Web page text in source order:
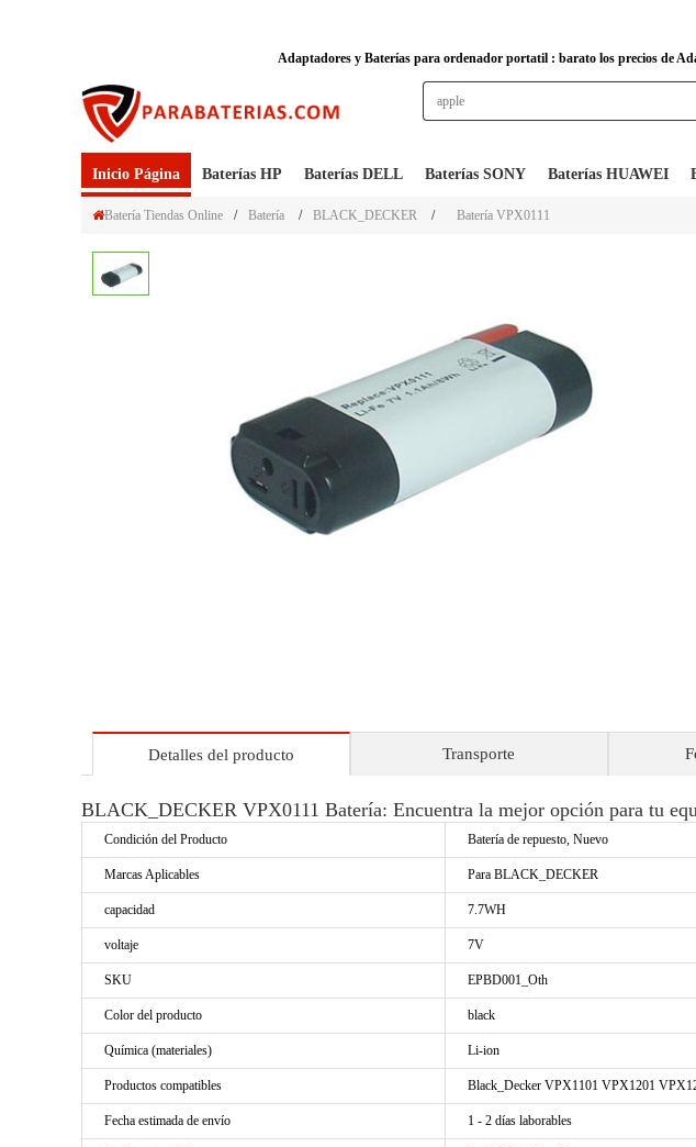
Adaptadores y Baterías para ordenador portatil : barato los precios de
Inicio Página Baterías HP Baterías DELL Baterías SONY Baterías HUAWEI
Batería Tiendas Online / Batería / BLACK_DECKER / Batería VPX0111
Detalles del producto Transporte
BLACK_DECKER VPX0111 Batería: Encuentra la mejor opción para tu
Condición del Producto Batería de repuesto, Nuevo
Marcas Aplicables Para BLACK_DECKER
capacidad 7.7WH
voltaje 7V
SKU EPBD001_Oth
Color del producto black
Química (materiales) Li-ion
Productos compatibles Black_Decker VPX1101 VPX1201
Fecha estimada de envío 1 - 2 días laborables